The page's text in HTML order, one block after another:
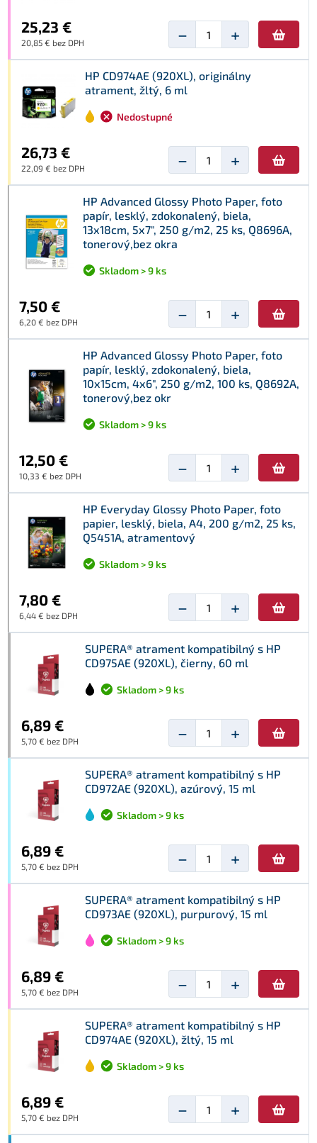
25,23 €
20,85 € bez DPH − +
HP CD974AE (920XL), originálny
atrament, žltý, 6 ml
Nedostupné
26,73 €
22,09 € bez DPH − +
HP Advanced Glossy Photo Paper, foto
papír, lesklý, zdokonalený, biela,
13x18cm, 5x7", 250 g/m2, 25 ks, Q8696A,
tonerový,bez okra
Skladom > 9 ks
7,50 €
6,20 € bez DPH − +
HP Advanced Glossy Photo Paper, foto
papír, lesklý, zdokonalený, biela,
10x15cm, 4x6", 250 g/m2, 100 ks, Q8692A,
tonerový,bez okr
Skladom > 9 ks
12,50 €
10,33 € bez DPH − +
HP Everyday Glossy Photo Paper, foto
papier, lesklý, biela, A4, 200 g/m2, 25 ks,
Q5451A, atramentový
Skladom > 9 ks
7,80 €
6,44 € bez DPH − +
SUPERA® atrament kompatibilný s HP
CD975AE (920XL), čierny, 60 ml
Skladom > 9 ks
6,89 €
5,70 € bez DPH − +
SUPERA® atrament kompatibilný s HP
CD972AE (920XL), azúrový, 15 ml
Skladom > 9 ks
6,89 €
5,70 € bez DPH − +
SUPERA® atrament kompatibilný s HP
CD973AE (920XL), purpurový, 15 ml
Skladom > 9 ks
6,89 €
5,70 € bez DPH − +
SUPERA® atrament kompatibilný s HP
CD974AE (920XL), žltý, 15 ml
Skladom > 9 ks
6,89 €
5,70 € bez DPH − +